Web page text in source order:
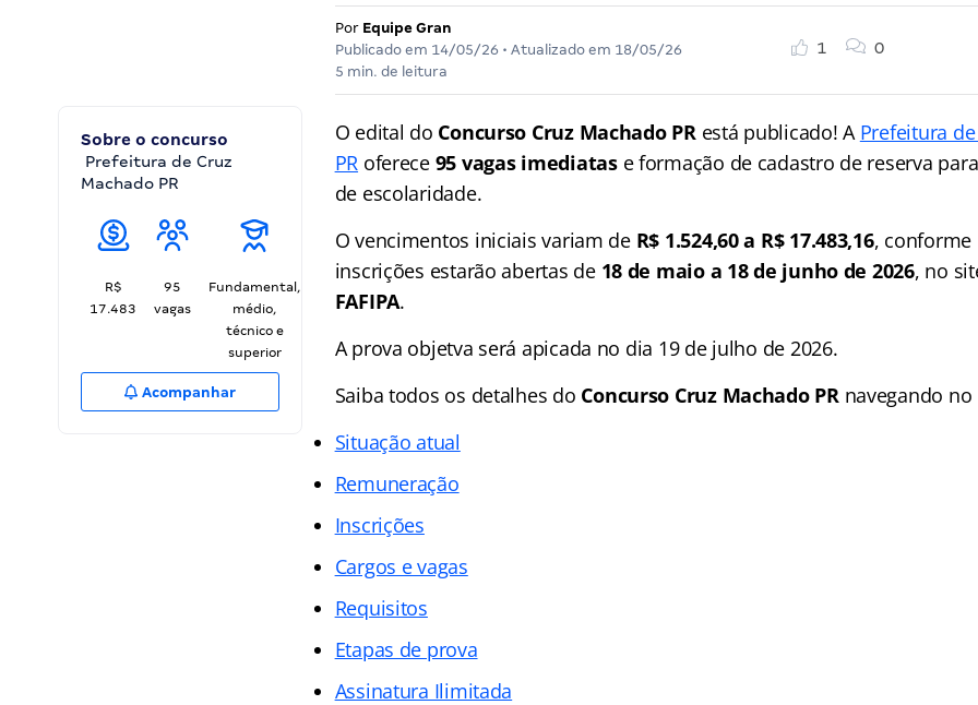
Por Equipe Gran
Publicado em 14/05/26 • Atualizado em 18/05/26
5 min. de leitura
1 0
Sobre o concurso
Prefeitura de Cruz
Machado PR
R$
17.483
95
vagas
Fundamental,
médio,
técnico e
superior
Acompanhar
O edital do Concurso Cruz Machado PRestá publicado! A Prefeitura
PR oferece 95 vagas imediatas e formação de cadastro de reserva
de escolaridade.
O vencimentos iniciais variam de R$ 1.524,60 a R$ 17.483,16, conforme
inscrições estarão abertas de 18 de maio a 18 de junho de 2026, no
FAFIPA.
A prova objetva será apicada no dia 19 de julho de 2026.
Saiba todos os detalhes do Concurso Cruz Machado PRnavegando no
Situação atual
Remuneração
Inscrições
Cargos e vagas
Requisitos
Etapas de prova
Assinatura Ilimitada